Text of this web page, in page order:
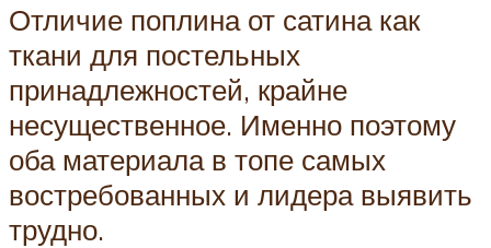
Отличие поплина от сатина как
ткани для постельных
принадлежностей, крайне
несущественное. Именно поэтому
оба материала в топе самых
востребованных и лидера выявить
трудно.